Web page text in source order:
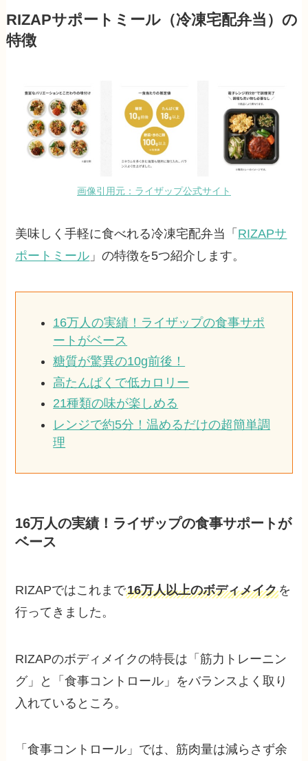
RIZAPサポートミール（冷凍宅配弁当）の
特徴
画像引用元：ライザップ公式サイト
美味しく手軽に食べれる冷凍宅配弁当「 RIZAPサ
ポートミール 」の特徴を5つ紹介します。
16万人の実績！ライザップの食事サポ
ートがベース
糖質が驚異の10g前後！
高たんぱくで低カロリー
21種類の味が楽しめる
レンジで約5分！温めるだけの超簡単調
理
16万人の実績！ライザップの食事サポートが
ベース
RIZAPではこれまで16万人以上のボディメイクを
行ってきました。
RIZAPのボディメイクの特長は「筋力トレーニン
グ」と「食事コントロール」をバランスよく取り
入れているところ。
「食事コントロール」では、筋肉量は減らさず余